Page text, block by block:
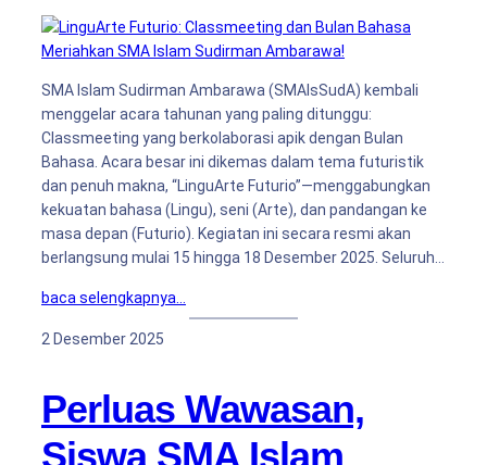
SMA Islam Sudirman Ambarawa (SMAIsSudA) kembali
menggelar acara tahunan yang paling ditunggu:
Classmeeting yang berkolaborasi apik dengan Bulan
Bahasa. Acara besar ini dikemas dalam tema futuristik
dan penuh makna, “LinguArte Futurio”—menggabungkan
kekuatan bahasa (Lingu), seni (Arte), dan pandangan ke
masa depan (Futurio). Kegiatan ini secara resmi akan
berlangsung mulai 15 hingga 18 Desember 2025. Seluruh…
baca selengkapnya…
2 Desember 2025
Perluas Wawasan,